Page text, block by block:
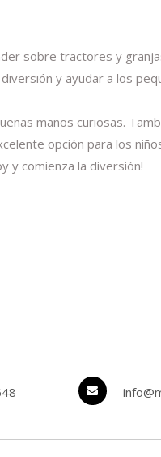
sobre tractores y
y ayudar a los
manos curiosas.
opción para los
y comienza la diversión!